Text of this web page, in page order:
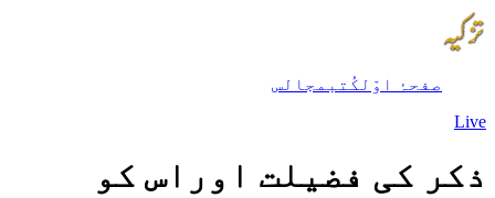
صفحۂ اوّل کُتب مجالس
Live
ذکر کی فضیلت اوراس کو